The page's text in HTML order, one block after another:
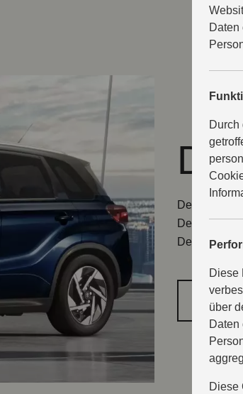
Daten
Durch
Diese
über
Daten
Diese
Der Vitara
Design mit